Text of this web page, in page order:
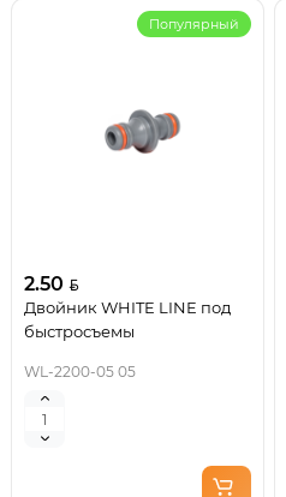
Популярный
2.50
Двойник WHITE LINE под
быстросъемы
WL-2200-05 05